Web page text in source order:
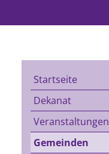
Startseite
Dekanat
Veranstaltungen
Gemeinden